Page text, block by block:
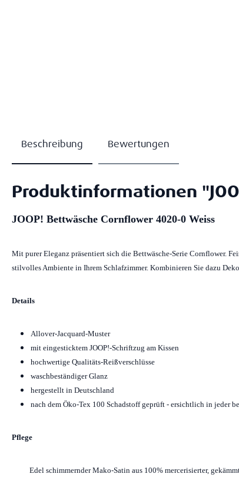
Beschreibung Bewertungen
Produktinformationen
JOOP! Bettwäsche Cornflower 4020-0 Weiss
Mit purer Eleganz präsentiert sich die Bettwäsche-Serie Cornflower.
stilvolles Ambiente in Ihrem Schlafzimmer. Kombinieren Sie dazu
Details
Allover-Jacquard-Muster
mit eingesticktem JOOP!-Schriftzug am Kissen
hochwertige Qualitäts-Reißverschlüsse
waschbeständiger Glanz
hergestellt in Deutschland
nach dem Öko-Tex 100 Schadstoff geprüft - ersichtlich in jeder
Pflege
Edel schimmernder Mako-Satin aus 100% mercerisierter,